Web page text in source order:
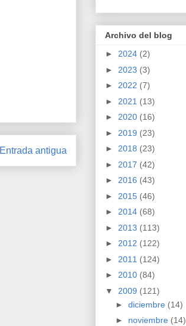
Entrada antigua
Archivo del blog
► 2024 (2)
► 2023 (3)
► 2022 (7)
► 2021 (13)
► 2020 (16)
► 2019 (23)
► 2018 (23)
► 2017 (42)
► 2016 (43)
► 2015 (46)
► 2014 (68)
► 2013 (113)
► 2012 (122)
► 2011 (124)
► 2010 (84)
▼ 2009 (121)
► diciembre (14)
► noviembre (14)